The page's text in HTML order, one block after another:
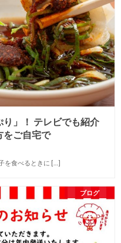
」！ テレビでも紹介
をご自宅で
を食べるときに […]
ブログ